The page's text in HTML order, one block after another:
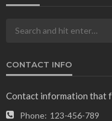
CONTACT INFO
Contact information that
Phone: 123-456-789